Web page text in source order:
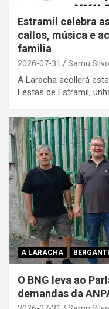
Estramil celebra
callos, música e
familia
2026-07-31 Samu
A Laracha acollerá
Festas de Estramil,
A LARACHA
O BNG leva ao
demandas da